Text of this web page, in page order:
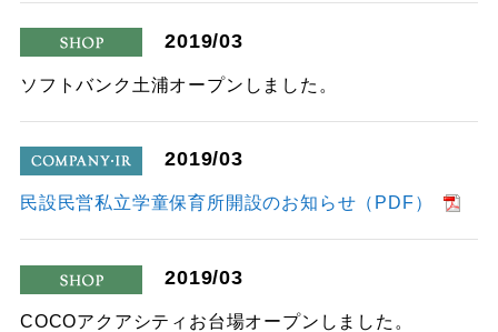
shop
2019/03
ソフトバンク土浦オープンしました。
company
2019/03
民設民営私立学童保育所開設のお知らせ（PDF）
shop
2019/03
COCOアクアシティお台場オープンしました。